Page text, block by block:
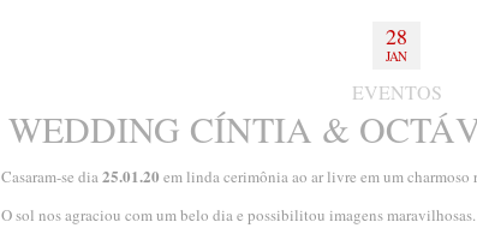
28
JAN
EVENTOS
WEDDING CÍNTIA &
Casaram-se dia25.01.20 em linda cerimônia ao ar livre em um
O sol nos agraciou com um belo dia e possibilitou imagens maravilhosas.